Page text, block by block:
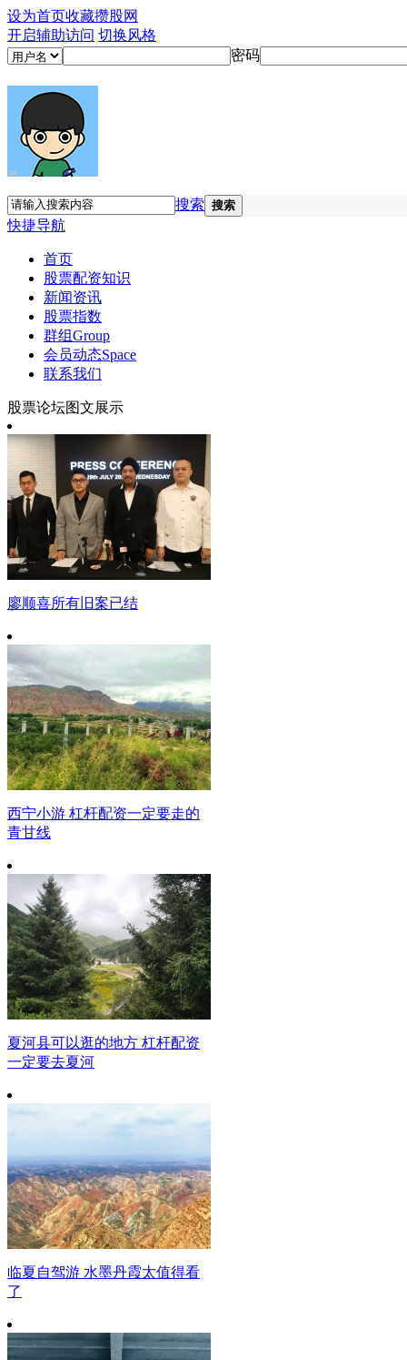
设为首页收藏攒股网
开启辅助访问 切换风格
密码
搜索 搜索
快捷导航
首页
股票配资知识
新闻资讯
股票指数
群组Group
会员动态Space
联系我们
股票论坛图文展示
廖顺喜所有旧案已结
西宁小游 杠杆配资一定要走的
青甘线
夏河县可以逛的地方 杠杆配资
一定要去夏河
临夏自驾游 水墨丹霞太值得看
了